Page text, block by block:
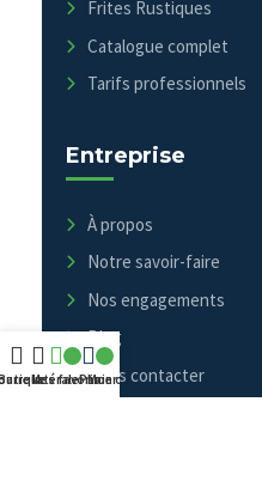
Frites Rustiques
Catalogue complet
Tarifs professionnels
Entreprise
À propos
Notre savoir-faire
Nos engagements
Blog
Nous contacter
latérale
Mes favorisPanier
Mon compte